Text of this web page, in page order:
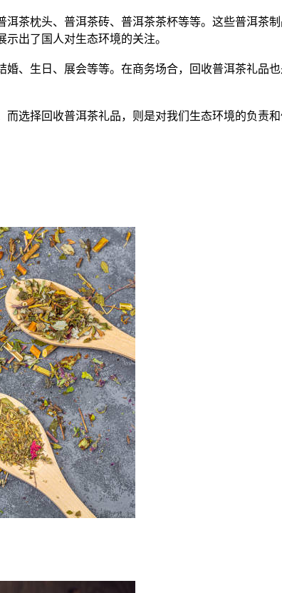
洱茶枕头、 普洱茶砖、 普洱茶茶杯等等。这些普洱茶
出了国人对生态环境的关注。
婚、生日、展会等等。在商务场合，回收普洱茶礼品
而选择回收普洱茶礼品，则是对我们生态环境的负责